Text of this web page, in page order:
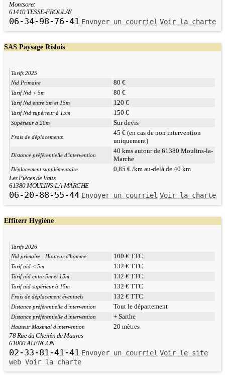
Montsoret
61410 TESSE-FROULAY
06-34-98-76-41 Envoyer un courriel Voir la charte
SAS Paysage Rislois
Tarifs 2025
Nid Primaire
80 €
Tarif Nid < 5m 80 €
Tarif Nid entre 5m et 15m 120 €
Tarif Nid supérieur à 15m 150 €
Supérieur à 20m Sur devis
Frais de déplacements
45 € (en cas de non intervention
uniquement)
Distance préférentielle d'intervention
40 kms autour de 61380 Moulins-la-
Marche
Déplacement supplémentaire 0,85 € /km au-delà de 40 km
Les Pièces de Vaux
61380 MOULINS-LA-MARCHE
06-20-88-55-44 Envoyer un courriel Voir la charte
Effiterr Hygiène
Tarifs 2026
Nid primaire - Hauteur d'homme
100 € TTC
Tarif nid < 5m 132 € TTC
Tarif nid entre 5m et 15m 132 € TTC
Tarif nid supérieur à 15m 132 € TTC
Frais de déplacement éventuels 132 € TTC
Distance préférentielle d'intervention Tout le département
Distance préférentielle d'intervention + Sarthe
Hauteur Maximal d'intervention 20 mètres
78 Rue du Chemin de Maures
61000 ALENCON
02-33-81-41-41 Envoyer un courriel Voir le site
web Voir la charte